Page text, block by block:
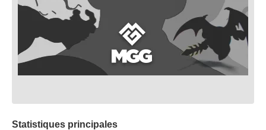
Statistiques principales